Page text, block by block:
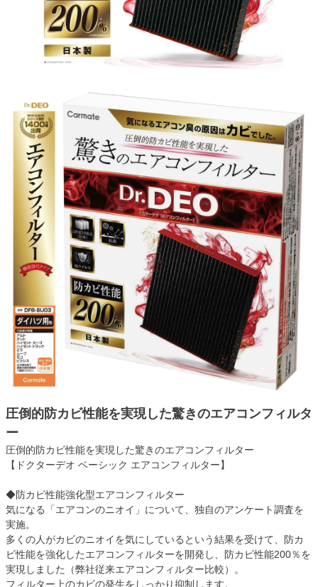
圧倒的防カビ性能を実現した驚きのエアコンフィルタ
ー
圧倒的防カビ性能を実現した驚きのエアコンフィルター
【ドクターデオ ベーシック エアコンフィルター】
◆防カビ性能強化型エアコンフィルター
気になる「エアコンのニオイ」について、独自のアンケート調査を
実施。
多くの人がカビのニオイを気にしているという結果を受けて、防カ
ビ性能を強化したエアコンフィルターを開発し、防カビ性能200％を
実現しました（弊社従来エアコンフィルター比較）。
フィルター上のカビの発生をしっかり抑制します。